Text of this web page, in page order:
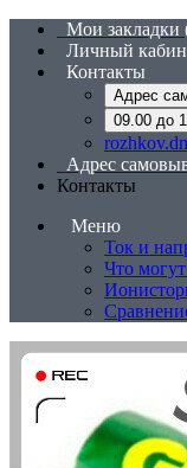
Мои закладки
Личный
Контакты
09.00 до
Адрес
Контакты
Меню
Ток и
Что